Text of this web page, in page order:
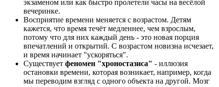
экзаменом или как быстро пролетели часы на весёлой
вечеринке.
Восприятие времени меняется с возрастом. Детям
кажется, что время течёт медленнее, чем взрослым,
потому что для них каждый день - это новая порция
впечатлений и открытий. С возрастом новизна исчезает,
и время начинает "ускоряться".
Существует феномен "хроностазиса" - иллюзия
остановки времени, которая возникает, например, когда
мы переводим взгляд с одного объекта на другой. Мозг